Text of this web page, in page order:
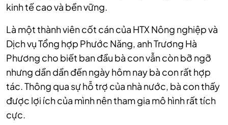
kinh tế cao và bền vững.
Là một thành viên cốt cán của HTX Nông nghiệp và
Dịch vụ Tổng hợp Phước Năng, anh Trương Hà
Phương cho biết ban đầu bà con vẫn còn bỡ ngỡ
nhưng dần dần đến ngày hôm nay bà con rất hợp
tác. Thông qua sự hỗ trợ của nhà nước, bà con thấy
được lợi ích của mình nên tham gia mô hình rất tích
cực.